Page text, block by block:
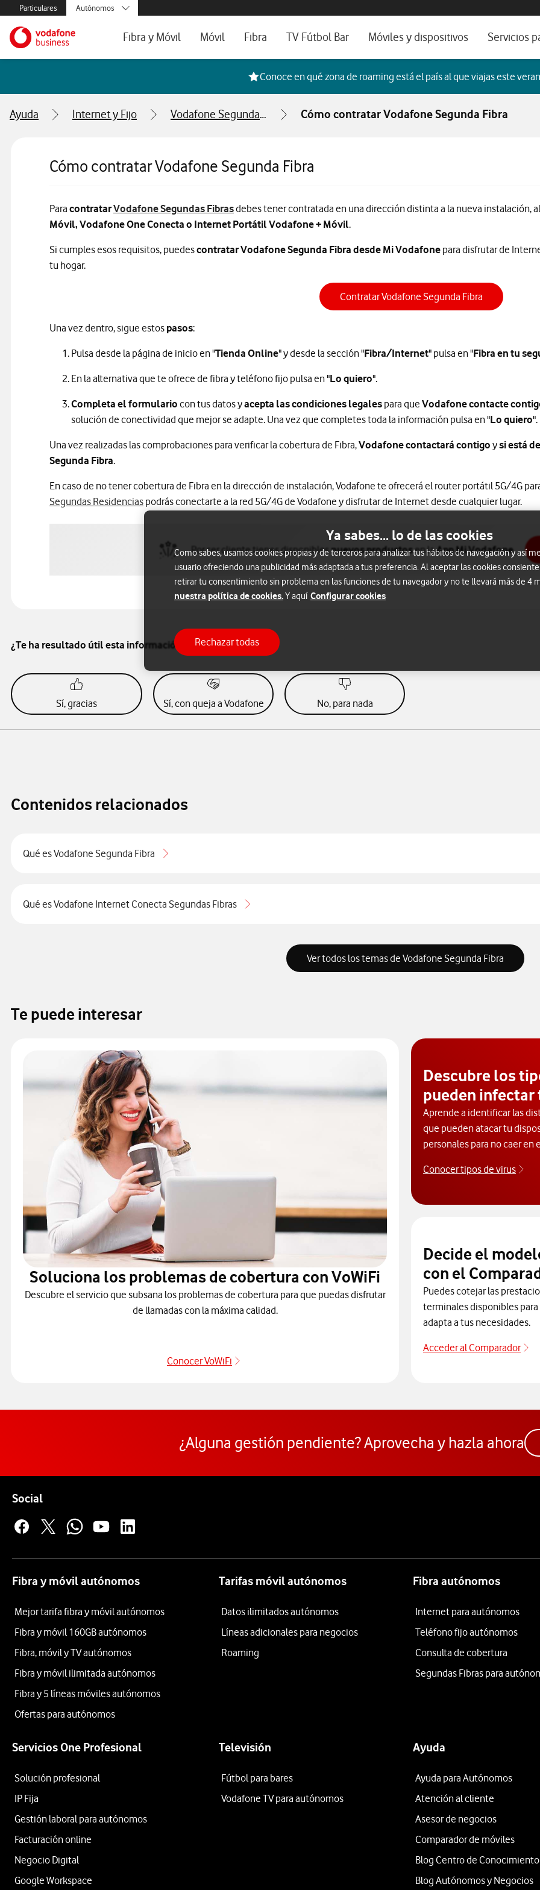
Menús secundarios. Enlace a particulares, empresas y autónomos, ayuda e idioma
Particulares
Menus de segmentación para empresas y autónomos
Autónomos
y AA.PP.
Ir a la pagina principal de vodafone.esFibra y Móvil
Configura tu tarifa
Mi Negocio Pro
Móvil
Tarifas de Móvil
Líneas adicionales
Fibra
Tarifas de Fibra óptica
Cobertura de Fibra
Teléfono fijo
TV Fútbol Bar Móviles y dispositivos
Catálogo de móviles
Ordenadores
Ver todos
Servicios
Servicios
Por ser
Blog
Conoce en qué zona de roaming está el país al que viajas este
Ayuda Internet y Fijo Vodafone Segunda Fibra Cómo contratar Vodafone Segunda Fibra
Cómo contratar Vodafone Segunda Fibra
Para contratarVodafone Segundas Fibrasdebes tener contratada en una dirección distinta a la nueva instalación,
Móvil, Vodafone One Conecta o Internet Portátil Vodafone + Móvil.
Si cumples esos requisitos, puedescontratar Vodafone Segunda Fibra desde Mi Vodafone para disfrutar de
tu hogar.
Contratar Vodafone Segunda Fibra
Una vez dentro, sigue estos pasos:
Pulsa desde la página de inicio en "Tienda Online" y desde la sección "Fibra/Internet" pulsa en "Fibra en tu
En la alternativa que te ofrece de fibra y teléfono fijo pulsa en "Lo quiero".
Completa el formulario con tus datos yacepta las condiciones legales para que Vodafone contacte
solución de conectividad que mejor se adapte. Una vez que completes toda la información pulsa en "Lo quiero".
Una vez realizadas las comprobaciones para verificar la cobertura de Fibra,Vodafone contactará contigo ysi está
Segunda Fibra.
En caso de no tener cobertura de Fibra en la dirección de instalación, Vodafone te ofrecerá el router portátil 5G/4G
Segundas Residencias podrás conectarte a la red 5G/4G de Vodafone y disfrutar de Internet desde cualquier lugar.
Por ser cliente tienes disponiblesnuevos productosen laApp Mi Vodafone.
¿Te ha resultado útil esta información?
Sí, gracias Sí, con queja a Vodafone No, para nada
Contenidos relacionados
Qué es Vodafone Segunda Fibra
Qué es Vodafone Internet Conecta Segundas Fibras
Ver todos los temas de Vodafone Segunda Fibra
Te puede interesar
Soluciona los problemas de cobertura con VoWiFi
Descubre el servicio que subsana los problemas de cobertura para que puedas disfrutar
de llamadas con la máxima calidad.
Conocer VoWiFi
Descubre los
pueden
Aprende a identificar las
que pueden atacar tu
personales para no caer en
Conocer tipos de virus
Decide el
con el
Puedes cotejar las
terminales disponibles
adapta a tus necesidades.
Acceder al Comparador
¿Alguna gestión pendiente? Aprovecha y hazla ahora
SocialEnlaces a las redes sociales de Vodafone
Fibra y móvil autónomos
Mejor tarifa fibra y móvil autónomos
Fibra y móvil 160GB autónomos
Fibra, móvil y TV autónomos
Fibra y móvil ilimitada autónomos
Fibra y 5 líneas móviles autónomos
Ofertas para autónomos
Tarifas móvil autónomos
Datos ilimitados autónomos
Líneas adicionales para negocios
Roaming
Fibra autónomos
Internet para autónomos
Teléfono fijo autónomos
Consulta de cobertura
Segundas Fibras para
Servicios One Profesional
Solución profesional
IP Fija
Gestión laboral para autónomos
Facturación online
Negocio Digital
Google Workspace
Televisión
Fútbol para bares
Vodafone TV para autónomos
Ayuda
Ayuda para Autónomos
Atención al cliente
Asesor de negocios
Comparador de móviles
Blog Centro de Conocimiento
Blog Autónomos y Negocios
Ya sabes... lo de las cookies
Como sabes, usamos cookies propias y de terceros para analizar tus hábitos de navegación y así
usuario ofreciendo una publicidad más adaptada a tus preferencia. Al aceptar las cookies
retirar tu consentimiento sin problema en las funciones de tu navegador y no te llevará más de 4
nuestra política de cookies.Y aquí Configurar cookies
Rechazar todas